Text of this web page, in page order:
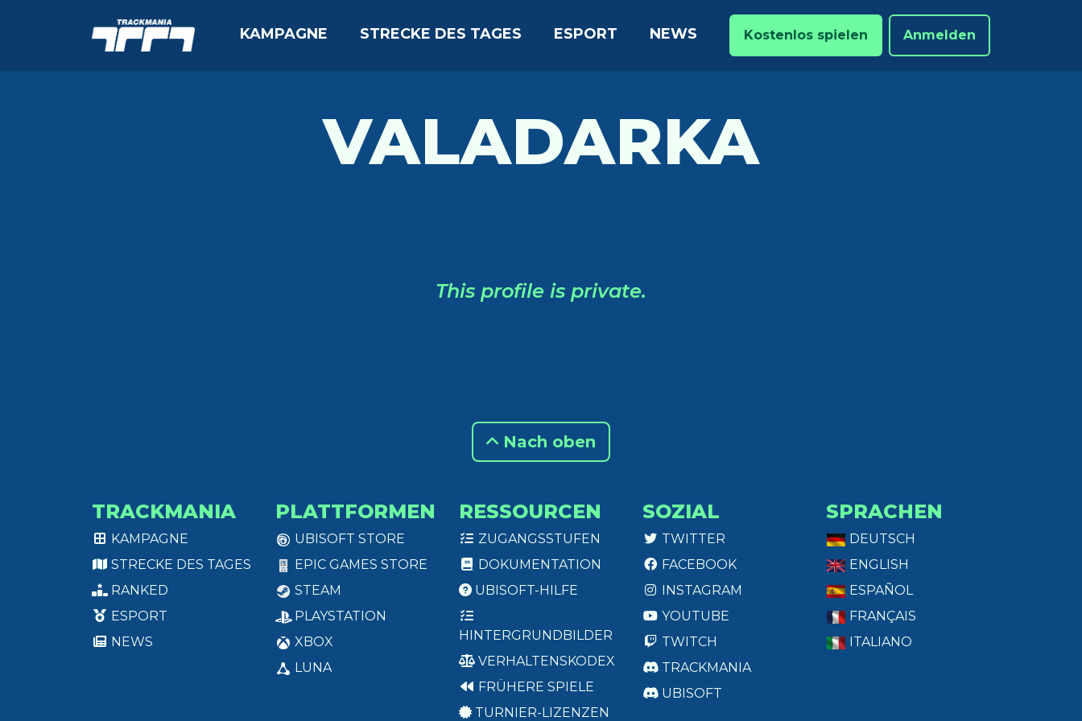
KAMPAGNE STRECKE DES TAGES ESPORT NEWS Kostenlos spielen Anmelden
VALADARKA
This profile is private.
Nach oben
TRACKMANIA
KAMPAGNE
STRECKE DES TAGES
RANKED
ESPORT
NEWS
PLATTFORMEN
UBISOFT STORE
EPIC GAMES STORE
STEAM
PLAYSTATION
XBOX
LUNA
RESSOURCEN
ZUGANGSSTUFEN
DOKUMENTATION
UBISOFT-HILFE
HINTERGRUNDBILDER
VERHALTENSKODEX
FRÜHERE SPIELE
TURNIER-LIZENZEN
SOZIAL
TWITTER
FACEBOOK
INSTAGRAM
YOUTUBE
TWITCH
TRACKMANIA
UBISOFT
SPRACHEN
DEUTSCH
ENGLISH
ESPAÑOL
FRANÇAIS
ITALIANO